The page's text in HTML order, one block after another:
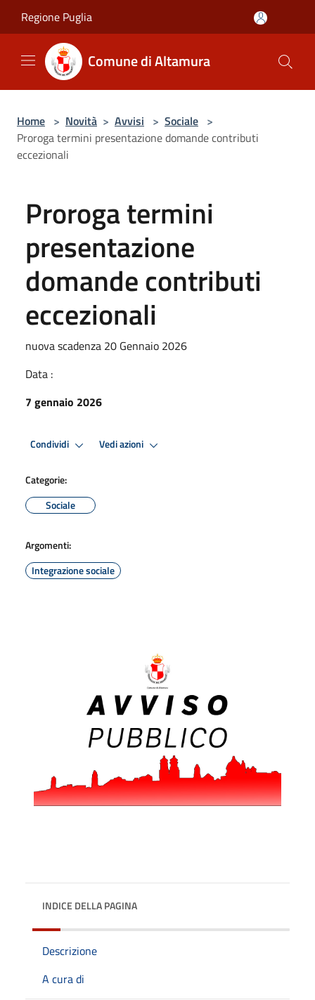
Regione Puglia
Comune di Altamura
Home > Novità > Avvisi > Sociale >
Proroga termini presentazione domande contributi
eccezionali
Proroga termini
presentazione
domande contributi
eccezionali
nuova scadenza 20 Gennaio 2026
Data :
7 gennaio 2026
Condividi Vedi azioni
Categorie:
Sociale
Argomenti:
Integrazione sociale
INDICE DELLA PAGINA
Descrizione
A cura di